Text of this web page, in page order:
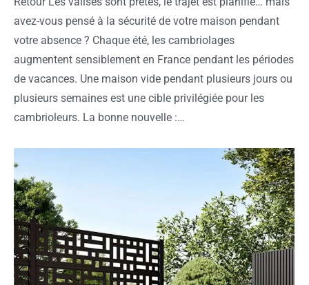
avez-vous pensé à la sécurité de votre maison pendant
votre absence ? Chaque été, les cambriolages
augmentent sensiblement en France pendant les périodes
de vacances. Une maison vide pendant plusieurs jours ou
plusieurs semaines est une cible privilégiée pour les
cambrioleurs. La bonne nouvelle :…